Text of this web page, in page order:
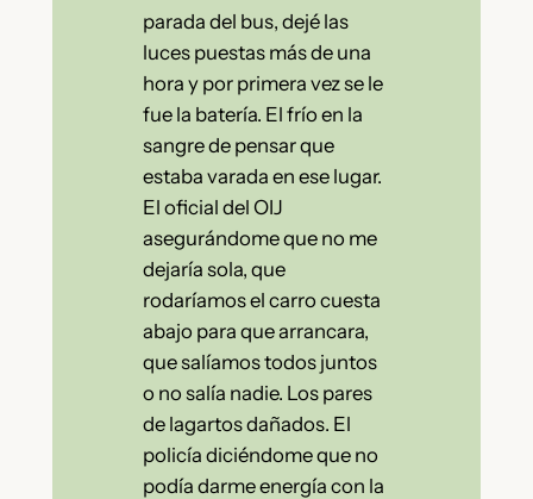
parada del bus, dejé las
luces puestas más de una
hora y por primera vez se le
fue la batería. El frío en la
sangre de pensar que
estaba varada en ese lugar.
El oficial del OIJ
asegurándome que no me
dejaría sola, que
rodaríamos el carro cuesta
abajo para que arrancara,
que salíamos todos juntos
o no salía nadie. Los pares
de lagartos dañados. El
policía diciéndome que no
podía darme energía con la